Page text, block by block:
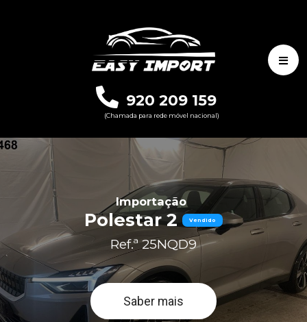
920 209 159
(Chamada para rede móvel nacional)
Importação
Polestar 2 Vendido
Ref.ª 25NQD9
Saber mais